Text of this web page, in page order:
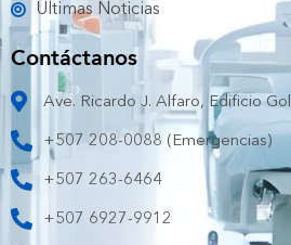
Últimas Noticias
Contáctanos
Ave. Ricardo J. Alfaro, Edificio
+507 208-0088 (Emergencias)
+507 263-6464
+507 6927-9912